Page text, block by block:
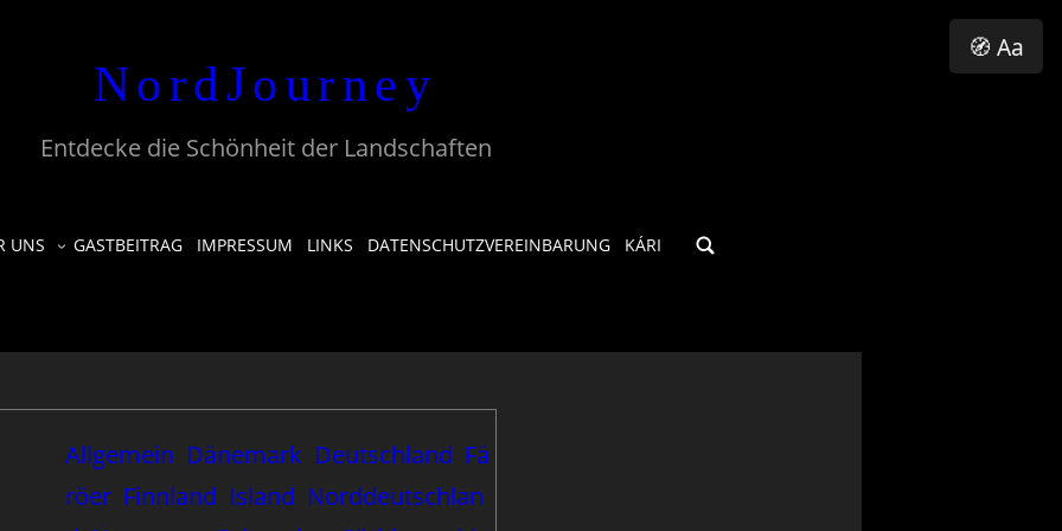
NordJourney
Entdecke die Schönheit der Landschaften
UNS GASTBEITRAG IMPRESSUM LINKS DATENSCHUTZVEREINBARUNG KÁRI
Allgemein Dänemark Deutschland Fä
röer Finnland Island Norddeutschlan
🧭 Aa